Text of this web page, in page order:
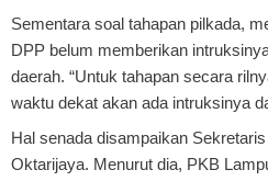
Sementara soal tahapan pilkada,
DPP belum memberikan
daerah. “Untuk tahapan secara
waktu dekat akan ada intruksinya
Hal senada disampaikan
Oktarijaya. Menurut dia, PKB